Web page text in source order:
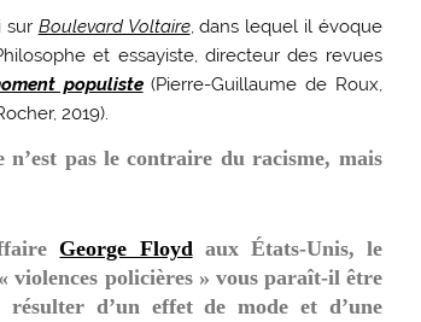
sur Boulevard Voltaire, dans lequel il évoque
et essayiste, directeur des revues
populiste(Pierre-Guillaume de Roux,
2019).
pas le contraire du racisme, mais
George Floydaux États-Unis, le
violences policières » vous paraît-il être
résulter d’un effet de mode et d’une